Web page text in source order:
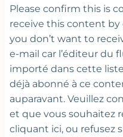
Please confirm this is
receive this content by
you don’t want to
e-mail car l’éditeur du
importé dans cette
déjà abonné à ce
auparavant. Veuillez
et que vous souhaitez
cliquant ici, ou refusez